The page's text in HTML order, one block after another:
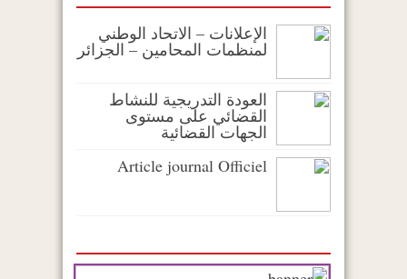
الإعلانات – الاتحاد الوطني
لمنظمات المحامين – الجزائر
العودة التدريجية للنشاط
القضائي على مستوى
الجهات القضائية
Article journal Officiel